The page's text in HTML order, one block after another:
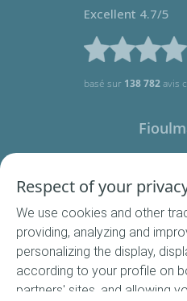
Excellent 4.7/5
basé sur 138 782avis
Nous
Respect of your
We use cookies and other
providing, analyzing and
personalizing the display,
according to your profile on
partners' sites, and allowing